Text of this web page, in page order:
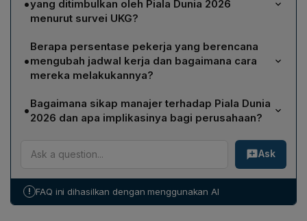
•yang ditimbulkan oleh Piala Dunia 2026
menurut survei UKG?
UKG memperkirakan kerugian produktivitas global
mencapai US$17 miliar atau sekitar Rp 305 triliun.
Amerika Serikat menanggung porsi terbesar, sekitar
US$11,7 miliar, diikuti Jerman dengan US$1,34 miliar.
•
Berapa persentase pekerja yang berencana
mengubah jadwal kerja dan bagaimana cara
mereka melakukannya?
Survei menunjukkan 27 % pekerja berpotensi
mengurangi jam kerja dengan datang terlambat, pulang
lebih awal, atau tidak masuk kerja. Sekitar 14 %
berencana menonton siaran langsung atau cuplikan
pertandingan secara diam-diam selama jam kerja,
sedangkan 11 % menyatakan masih akan bekerja meski
mengonsumsi alkohol saat menyaksikan pertandingan.
•Bagaimana sikap manajer terhadap Piala Dunia
2026 dan apa implikasinya bagi perusahaan?
42 % manajer berencana mengambil cuti untuk
menonton pertandingan, sementara 45 % kemungkinan
mengajukan pengaturan kerja fleksibel selama
presenteeism, menurunkan produktivitas, mengganggu
Ask
! FAQ ini dihasilkan dengan menggunakan AI